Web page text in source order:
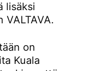
lisäksi
on
Kuala